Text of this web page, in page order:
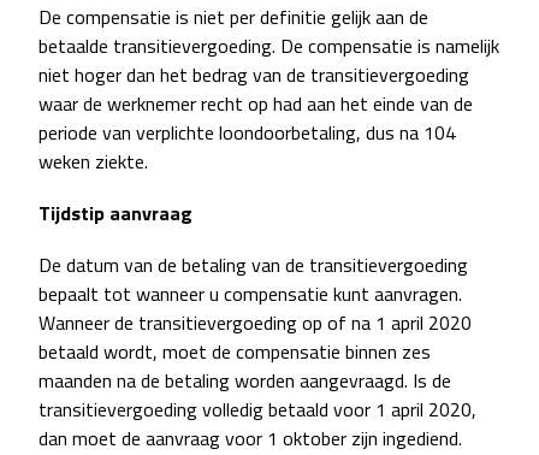
De compensatie is niet per definitie gelijk aan de
betaalde transitievergoeding. De compensatie is namelijk
niet hoger dan het bedrag van de transitievergoeding
waar de werknemer recht op had aan het einde van de
periode van verplichte loondoorbetaling, dus na 104
weken ziekte.
Tijdstip aanvraag
De datum van de betaling van de transitievergoeding
bepaalt tot wanneer u compensatie kunt aanvragen.
Wanneer de transitievergoeding op of na 1 april 2020
betaald wordt, moet de compensatie binnen zes
maanden na de betaling worden aangevraagd. Is de
transitievergoeding volledig betaald voor 1 april 2020,
dan moet de aanvraag voor 1 oktober zijn ingediend.